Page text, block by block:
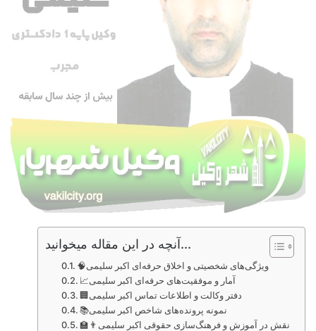
آنچه در این مقاله میخوانید...
🧠ویژگی‌های شخصیتی و اخلاق حرفه‌ای اکبر سلیمی
📈آمار و موفقیت‌های حرفه‌ای اکبر سلیمی
🏢دفتر وکالت و اطلاعات تماس اکبر سلیمی
📚نمونه پرونده‌های شاخص اکبر سلیمی
👨‍🏫نقش در آموزش و فرهنگ‌سازی حقوقی اکبر سلیمی